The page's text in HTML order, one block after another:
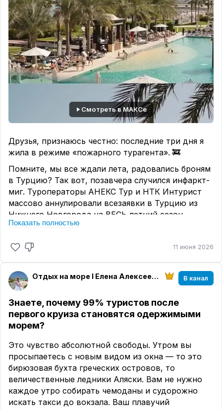
Смотреть в МАКСе
Друзья, признаюсь честно: последние три дня я
жила в режиме «пожарного турагента». 🚒
Помните, мы все ждали лета, радовались броням
в Турцию? Так вот, позавчера случился инфаркт-
миг. Туроператоры АНЕКС Тур и НТК Интурист
массово аннулировали всезаявки в Турцию из
Нижнего Новгорода на ВЕСЬ летний сезон.
лицензию. И всё. Титаник уплыл без нас.
вдруг найдут замену? Посадят другой борт?» 😬
Чуда, увы, не случилось.
Многие туристы остались лицом к лицу с
отменённым отпуском. Кому-то пришлось
судорожно перебронироваться с вылетом из
Казани, Москвы или Самары.
А моих подопечных я просто не могла оставить
на растерзание турбулентности! 🦸‍♀️ Оперативно
перебронировала всех своих туристов у другого
оператора, буквально вытащив их отпуска из
огня.
Показать полностью
11 июня 2026
Отдых на море I Елена Алексеева I МирАмор В канал
Знаете, почему 99% туристов после
первого круиза становятся одержимыми
морем?
Это чувство абсолютной свободы. Утром вы
просыпаетесь с новым видом из окна — то это
бирюзовая бухта греческих островов, то
величественные ледники Аляски. Вам не нужно
каждое утро собирать чемоданы и судорожно
искать такси до вокзала. Ваш плавучий